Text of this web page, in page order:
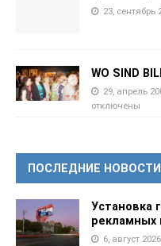
23, сентябрь
WO SIND
29, апрель
отключены
ПОСЛЕДНИЕ НОВОСТИ
Установка
рекламных
6, август 2026